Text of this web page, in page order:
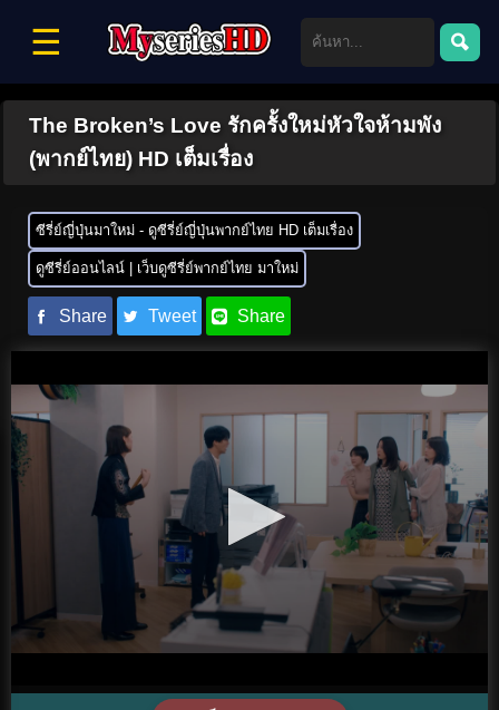
☰
The Broken’s Love รักครั้งใหม่หัวใจห้ามพัง
(พากย์ไทย) HD เต็มเรื่อง
ซีรี่ย์ญี่ปุ่นมาใหม่ - ดูซีรี่ย์ญี่ปุ่นพากย์ไทย HD เต็มเรื่อง
ดูซีรี่ย์ออนไลน์ | เว็บดูซีรี่ย์พากย์ไทย มาใหม่
Share Tweet Share